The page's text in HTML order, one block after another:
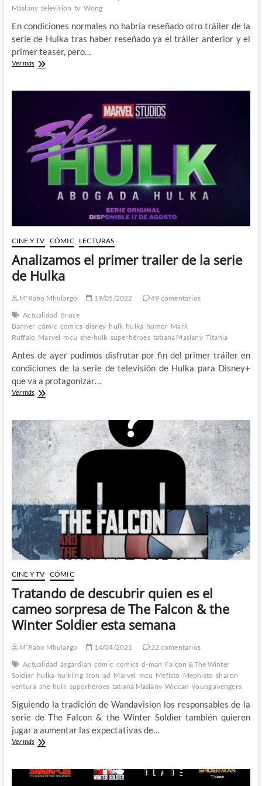
Maslany televisión tv Wong
En condiciones normales no habría reseñado otro tráiler de la
serie de Hulka tras haber reseñado ya el tráiler anterior y el
primer teaser, pero…
Ver másShe-
la
Comic-
Con
de
lleno
sorpresas
CINE Y TV CÓMIC LECTURAS
Analizamos el primer trailer de la serie
de Hulka
M'Rabo Mhulargo 19/05/2022
49 comentarios
Actualidad Bruce
Banner cómic comics disney hulk hulka humor Mark
Ruffalo Marvel mcu she-hulk superhéroes tatiana Maslany Titania
Antes de ayer pudimos disfrutar por fin del primer tráiler en
condiciones de la serie de televisión de Hulka para Disney+
que va a protagonizar…
Ver másAnalizamos
trailer
de
la
serie
de
Hulka
CINE Y TV CÓMIC
Tratando de descubrir quien es el
cameo sorpresa de The Falcon & the
Winter Soldier esta semana
M'Rabo Mhulargo 14/04/2021
22 comentarios
Actualidad asgardian cómic comics d-man Falcon & The Winter
Soldier hulka hulkling Iron lad Marvel mcu Mefisto Mephisto sharon
ventura she-hulk superhéroes tatiana Maslany Wiccan young avengers
Siguiendo la tradición de Wandavision los responsables de la
serie de The Falcon & the Winter Soldier también quieren
jugar a aumentar las expectativas de…
Ver másTratando
quien